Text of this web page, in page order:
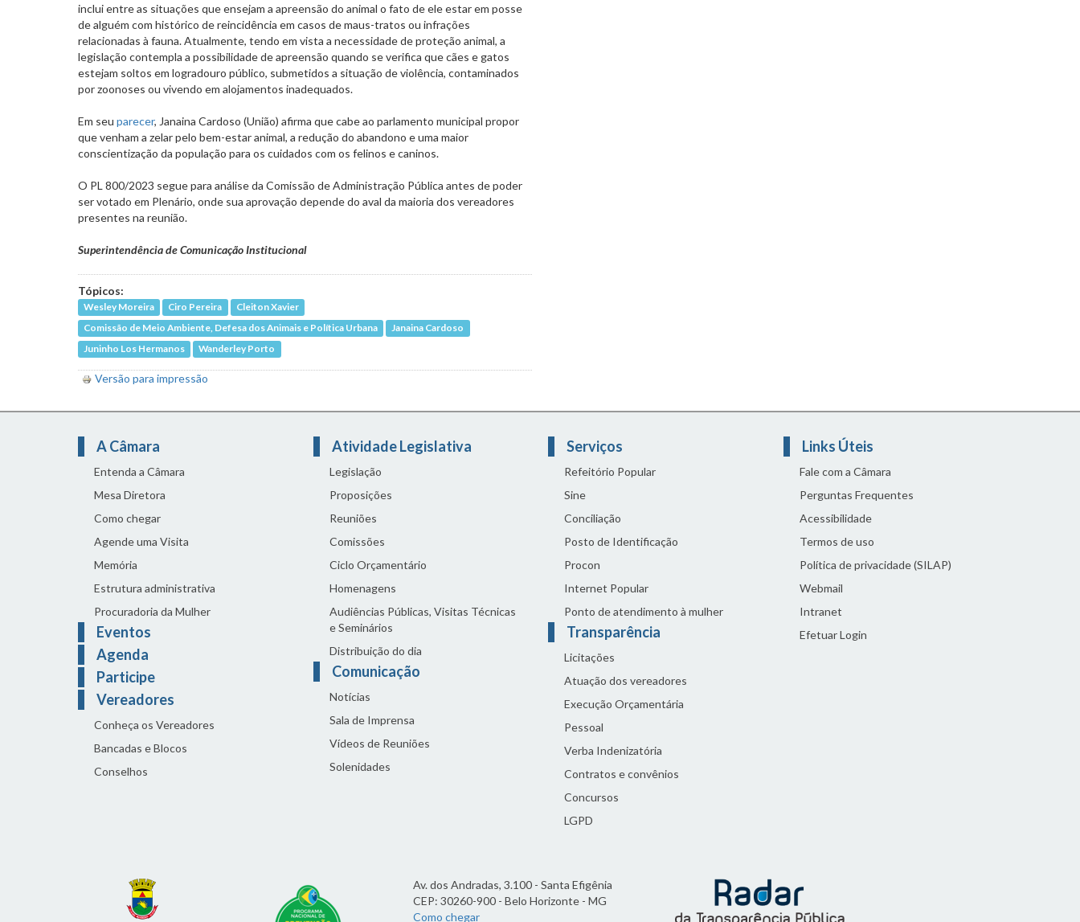
inclui entre as situações que ensejam a apreensão do animal o fato de ele estar em posse
de alguém com histórico de reincidência em casos de maus-tratos ou infrações
relacionadas à fauna. Atualmente, tendo em vista a necessidade de proteção animal, a
legislação contempla a possibilidade de apreensão quando se verifica que cães e gatos
estejam soltos em logradouro público, submetidos a situação de violência, contaminados
por zoonoses ou vivendo em alojamentos inadequados.
Em seu parecer, Janaina Cardoso (União) afirma que cabe ao parlamento municipal propor
que venham a zelar pelo bem-estar animal, a redução do abandono e uma maior
conscientização da população para os cuidados com os felinos e caninos.
O PL 800/2023 segue para análise da Comissão de Administração Pública antes de poder
ser votado em Plenário, onde sua aprovação depende do aval da maioria dos vereadores
presentes na reunião.
Superintendência de Comunicação Institucional
Tópicos:
Wesley Moreira Ciro Pereira
Cleiton Xavier
Comissão de Meio Ambiente, Defesa dos Animais e Política Urbana
Janaina Cardoso
Juninho Los Hermanos
Wanderley Porto
Versão para impressão
A Câmara
Entenda a Câmara
Mesa Diretora
Como chegar
Agende uma Visita
Memória
Estrutura administrativa
Procuradoria da Mulher
Eventos
Agenda
Participe
Vereadores
Conheça os Vereadores
Bancadas e Blocos
Conselhos
Atividade Legislativa
Legislação
Proposições
Reuniões
Comissões
Ciclo Orçamentário
Homenagens
Audiências Públicas, Visitas Técnicas
e Seminários
Distribuição do dia
Comunicação
Notícias
Sala de Imprensa
Vídeos de Reuniões
Solenidades
Serviços
Refeitório Popular
Sine
Conciliação
Posto de Identificação
Procon
Internet Popular
Ponto de atendimento à mulher
Transparência
Licitações
Atuação dos vereadores
Execução Orçamentária
Pessoal
Verba Indenizatória
Contratos e convênios
Concursos
LGPD
Links Úteis
Fale com a Câmara
Perguntas Frequentes
Acessibilidade
Termos de uso
Política de privacidade (SILAP)
Webmail
Intranet
Efetuar Login
Av. dos Andradas, 3.100 - Santa Efigênia
CEP: 30260-900 - Belo Horizonte - MG
Como chegar